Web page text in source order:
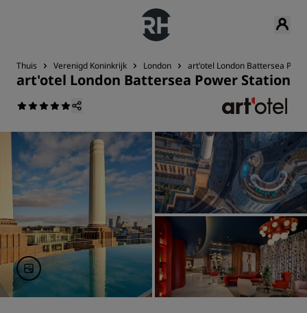
Thuis Verenigd Koninkrijk London art'otel London Battersea
art'otel London Battersea Power Station